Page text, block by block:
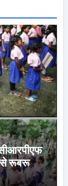
से रूबरू